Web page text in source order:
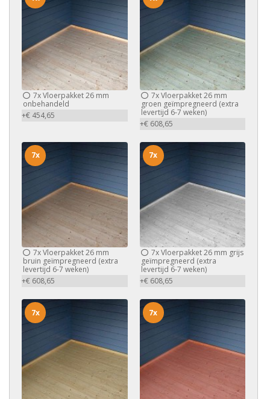
7xVloerpakket 26 mm
onbehandeld
+€ 454,65
7xVloerpakket 26 mm
groen geïmpregneerd (extra
levertijd 6-7 weken)
+€ 608,65
7xVloerpakket 26 mm
bruin geïmpregneerd (extra
levertijd 6-7 weken)
+€ 608,65
7x
7xVloerpakket 26 mm grijs
geïmpregneerd (extra
levertijd 6-7 weken)
+€ 608,65
7x
7x 7x